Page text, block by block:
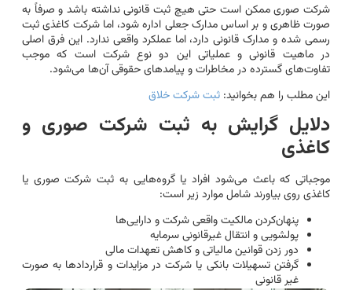
شرکت صوری ممکن است حتی هیچ ثبت قانونی نداشته باشد و صرفاً به
صورت ظاهری و بر اساس مدارک جعلی اداره شود، اما شرکت کاغذی ثبت
رسمی شده و مدارک قانونی دارد، اما عملکرد واقعی ندارد. این فرق اصلی
در ماهیت قانونی و عملیاتی این دو نوع شرکت است که موجب
تفاوت‌های گسترده در مخاطرات و پیامدهای حقوقی آن‌ها می‌شود.
این مطلب را هم بخوانید: ثبت شرکت خلاق
دلایل گرایش به ثبت شرکت صوری و
کاغذی
موجباتی که باعث می‌شود افراد یا گروه‌هایی به ثبت شرکت صوری یا
کاغذی روی بیاورند شامل موارد زیر است:
پنهان‌کردن مالکیت واقعی شرکت و دارایی‌ها
پولشویی و انتقال غیرقانونی سرمایه
دور زدن قوانین مالیاتی و کاهش تعهدات مالی
گرفتن تسهیلات بانکی یا شرکت در مزایدات و قراردادها به صورت
غیر قانونی